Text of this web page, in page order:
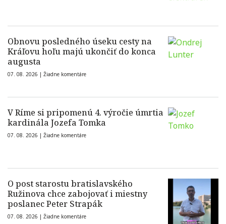
Obnovu posledného úseku cesty na
Kráľovu hoľu majú ukončiť do konca
augusta
07. 08. 2026 | Žiadne komentáre
V Ríme si pripomenú 4. výročie úmrtia
kardinála Jozefa Tomka
07. 08. 2026 | Žiadne komentáre
O post starostu bratislavského
Ružinova chce zabojovať i miestny
poslanec Peter Strapák
07. 08. 2026 | Žiadne komentáre